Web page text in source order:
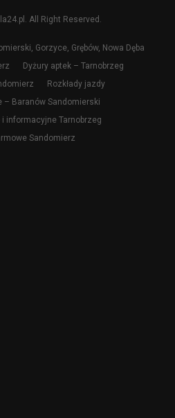
All Right Reserved.
Gorzyce, Grębów, Nowa Dęba
Dyżury aptek – Tarnobrzeg
Rozkłady jazdy
– Baranów Sandomierski
informacyjne Tarnobrzeg
Sandomierz